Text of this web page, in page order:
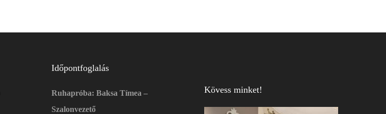
Időpontfoglalás
Ruhapróba: Baksa Tímea –
Szalonvezető
Kövess minket!